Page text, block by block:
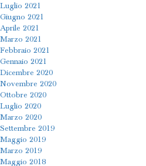
Luglio 2021
Giugno 2021
Aprile 2021
Marzo 2021
Febbraio 2021
Gennaio 2021
Dicembre 2020
Novembre 2020
Ottobre 2020
Luglio 2020
Marzo 2020
Settembre 2019
Maggio 2019
Marzo 2019
Maggio 2018